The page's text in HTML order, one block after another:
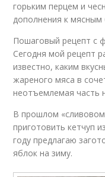
горьким перцем и
дополнения к
Пошаговый рецепт с
Сегодня мой рецепт
известно, каким
жареного мяса в
неотъемлемая часть
В прошлом
приготовить кетчуп
году предлагаю
яблок на зиму.